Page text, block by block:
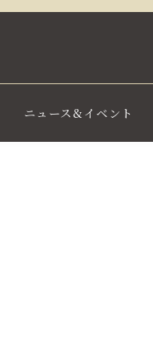
ニュース&イベント